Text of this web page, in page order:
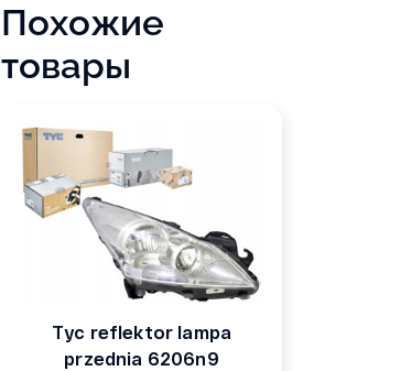
Похожие
товары
Tyc reflektor lampa
przednia 6206n9